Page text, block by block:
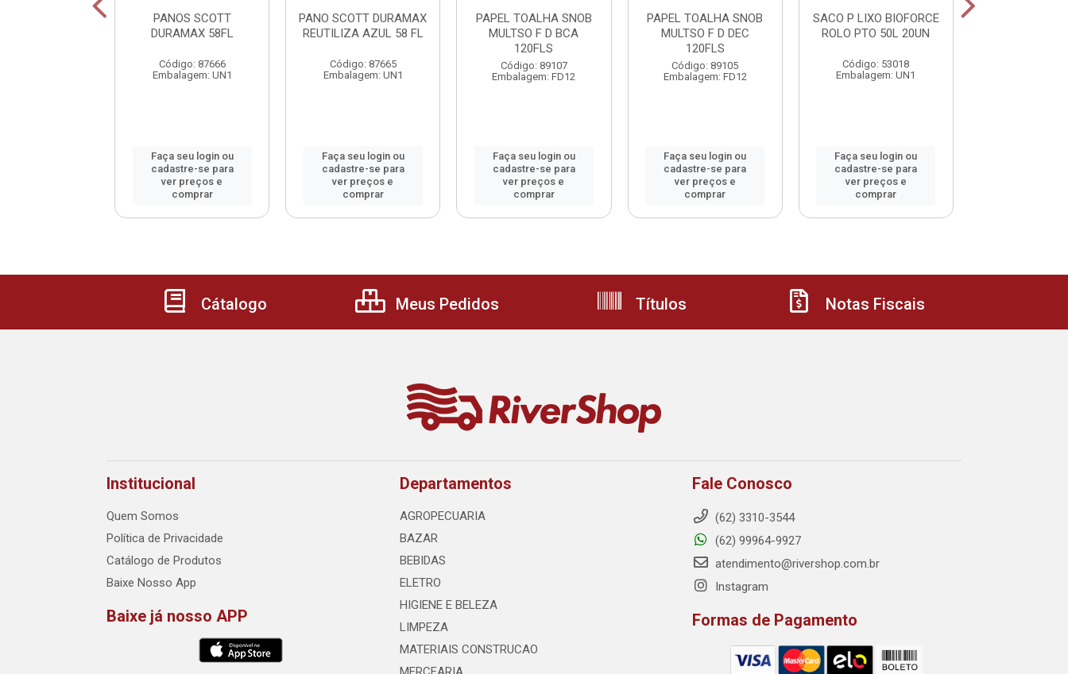
PANOS SCOTT
DURAMAX 58FL
Código: 87666
Embalagem: UN1
Faça seu login ou
cadastre-se para
ver preços e
comprar
PANO SCOTT DURAMAX
REUTILIZA AZUL 58 FL
Código: 87665
Embalagem: UN1
Faça seu login ou
cadastre-se para
ver preços e
comprar
PAPEL TOALHA SNOB
MULTSO F D BCA
120FLS
Código: 89107
Embalagem: FD12
Faça seu login ou
cadastre-se para
ver preços e
comprar
PAPEL TOALHA SNOB
MULTSO F D DEC
120FLS
Código: 89105
Embalagem: FD12
Faça seu login ou
cadastre-se para
ver preços e
comprar
SACO P LIXO BIOFORCE
ROLO PTO 50L 20UN
Código: 53018
Embalagem: UN1
Faça seu login ou
cadastre-se para
ver preços e
comprar
Cátalogo Meus Pedidos Títulos Notas Fiscais
Institucional
Quem Somos
Política de Privacidade
Catálogo de Produtos
Baixe Nosso App
Baixe já nosso APP
Departamentos
AGROPECUARIA
BAZAR
BEBIDAS
ELETRO
HIGIENE E BELEZA
LIMPEZA
MATERIAIS CONSTRUCAO
Fale Conosco
(62) 3310-3544
(62) 99964-9927
atendimento@rivershop.com.br
Instagram
Formas de Pagamento